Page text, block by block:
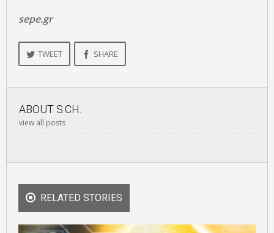
sepe.gr
TWEET SHARE
ABOUT S.CH.
view all posts
RELATED STORIES